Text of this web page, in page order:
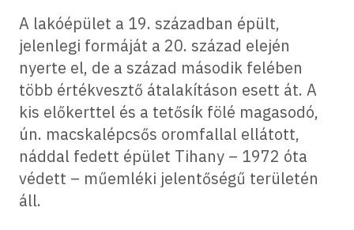
A lakóépület a 19. században épült,
jelenlegi formáját a 20. század elején
nyerte el, de a század második felében
több értékvesztő átalakításon esett át. A
kis előkerttel és a tetősík fölé magasodó,
ún. macskalépcsős oromfallal ellátott,
náddal fedett épület Tihany – 1972 óta
védett – műemléki jelentőségű területén
áll.